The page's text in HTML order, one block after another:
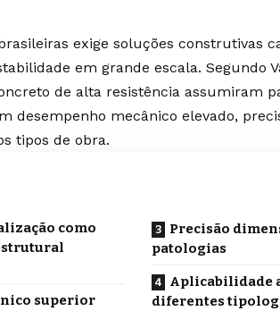
exige soluções construtivas
em grande escala. Segundo
de alta resistência assumiram
desempenho mecânico elevado,
tipos de obra.
como
superior
Precisão
patologias
Aplicabilidade
diferentes